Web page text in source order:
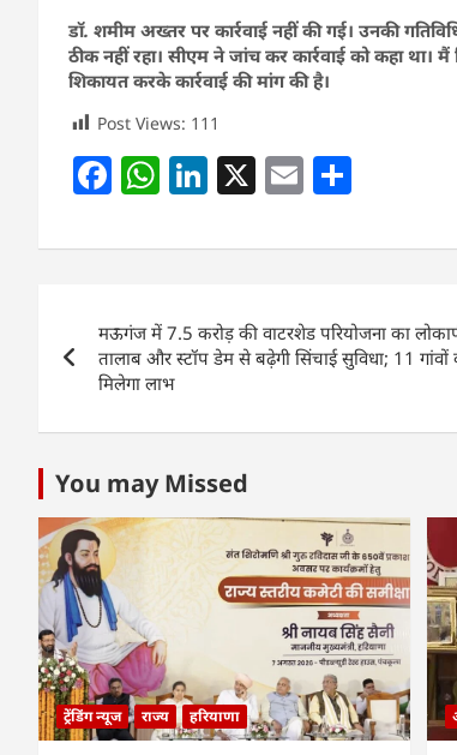
डॉ. शमीम अख्तर पर कार्रवाई नहीं की गई। उनकी
ठीक नहीं रहा। सीएम ने जांच कर कार्रवाई को कहा था।
शिकायत करके कार्रवाई की मांग की है।
Post Views: 111
F
c
b
o
o
k
W
at
A
p
p
Li
k
dI
n
X E
ai ar
navigation
मऊगंज में 7.5 करोड़ की वाटरशेड परियोजना का
तालाब और स्टॉप डेम से बढ़ेगी सिंचाई सुविधा; 11 गांवों
मिलेगा लाभ
You may Missed
ट्रेंडिंग न्यूज राज्य हरियाणा